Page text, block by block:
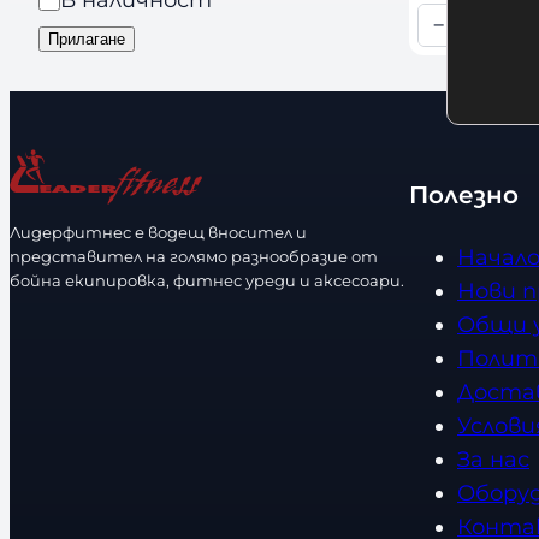
я
n
d
а
и
н
о
с
т
Прилагане
−
К
е
Лидерфитнес е водещ вносител и
представител на голямо разнообразие от
бойна екипировка, фитнес уреди и аксесоари.
Полезно
Начало
Нови
Общи
За нас